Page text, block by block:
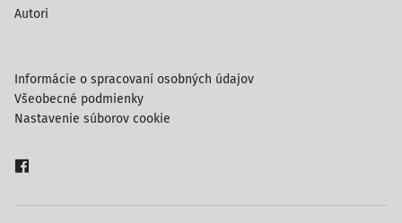
Autori
Informácie o spracovaní osobných údajov
Všeobecné podmienky
Nastavenie súborov cookie